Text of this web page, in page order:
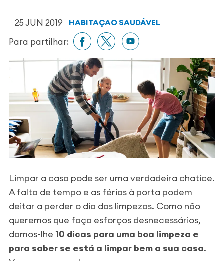
25 JUN 2019 HABITAÇAO SAUDÁVEL
Para partilhar:
Limpar a casa pode ser uma verdadeira chatice.
A falta de tempo e as férias à porta podem
deitar a perder o dia das limpezas. Como não
queremos que faça esforços desnecessários,
damos-lhe 10 dicas para uma boa limpeza e
para saber se está a limpar bem a sua casa.